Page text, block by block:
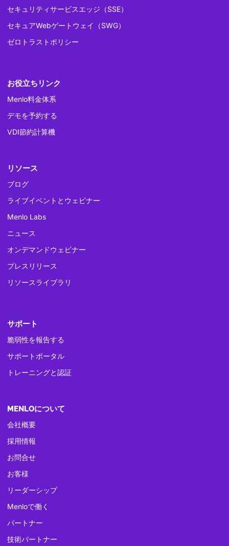
セキュリティサービスエッジ（SSE）
セキュアWebゲートウェイ（SWG）
ゼロトラストポリシー
お役立ちリンク
Menlo料金体系
デモを予約する
VDI節約計算機
リソース
ブログ
ライブイベントとウェビナー
Menlo Labs
ニュース
オンデマンドウェビナー
プレスリリース
リソースライブラリ
サポート
脆弱性を報告する
サポートポータル
トレーニングと認証
MENLOについて
会社概要
採用情報
お問合せ
お客様
リーダーシップ
Menloで働く
パートナー
技術パートナー